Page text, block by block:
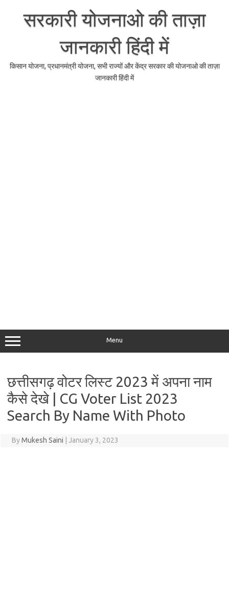
contentसरकारी योजनाओ की ताज़ा
जानकारी हिंदी में
किसान योजना, प्रधानमंत्री योजना, सभी राज्यों और केंद्र सरकार की योजनाओ की ताज़ा
जानकारी हिंदी में
Menu
छत्तीसगढ़ वोटर लिस्ट 2023 में अपना नाम
कैसे देखे | CG Voter List 2023
Search By Name With Photo
ByMukesh Saini January 3, 2023